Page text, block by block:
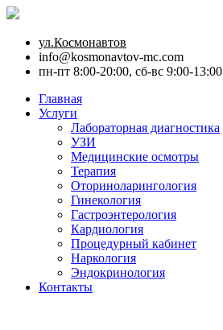
ул.Космонавтов
info@kosmonavtov-mc.com
пн-пт 8:00-20:00, сб-вс 9:00-13:00
Главная
Услуги
Лабораторная диагностика
УЗИ
Медицинские осмотры
Терапия
Оториноларингология
Гинекология
Гастроэнтерология
Кардиология
Процедурный кабинет
Наркология
Эндокринология
Контакты